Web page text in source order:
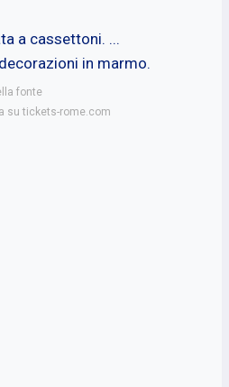
a cassettoni. ...
in marmo.
fonte
su tickets-rome.com